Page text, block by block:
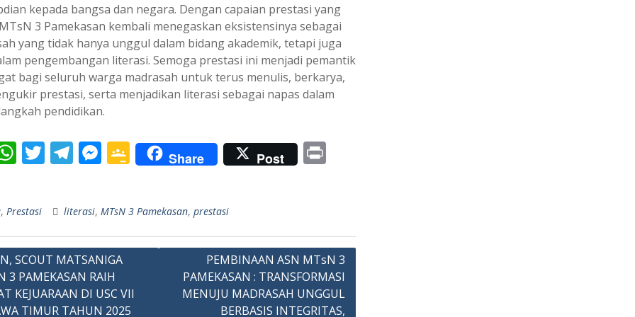
kepada bangsa dan negara. Dengan capaian prestasi yang
3 Pamekasan kembali menegaskan eksistensinya sebagai
yang tidak hanya unggul dalam bidang akademik, tetapi juga
pengembangan literasi. Semoga prestasi ini menjadi pemantik
bagi seluruh warga madrasah untuk terus menulis, berkarya,
prestasi, serta menjadikan literasi sebagai napas dalam
pendidikan.
W
s
A
p
p
T
er
T
gr
a
m
M
e
n
g
er
G
o
gl
e
as
Share Post Pr
, Prestasi literasi, MTsN 3 Pamekasan, prestasi
SCOUT MATSANIGA
3 PAMEKASAN RAIH
KEJUARAAN DI USC VII
TIMUR TAHUN 2025
PEMBINAAN ASN MTsN 3
PAMEKASAN : TRANSFORMASI
MENUJU MADRASAH UNGGUL
BERBASIS INTEGRITAS,